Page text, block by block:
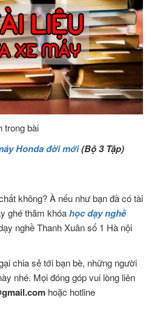
trong bài
Honda đời mới(Bộ 3 Tập)
không? À nếu như bạn đã có tài
ghé thăm khóahọc dạy nghề
nghề Thanh Xuân số 1 Hà nội
chia sẻ tới bạn bè, những người
nhé. Mọi đóng góp vui lòng liên
hoặc hotline